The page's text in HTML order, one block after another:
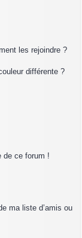
les rejoindre ?
différente ?
de ce forum !
ma liste d’amis ou